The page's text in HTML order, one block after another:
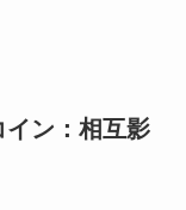
イン：相互影